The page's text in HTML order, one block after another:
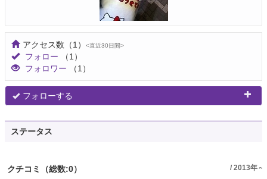
アクセス数 （1） <直近30日間>
フォロー
（1）
フォロワー
（1）
フォローする
ステータス
クチコミ （総数:0） / 2013年～